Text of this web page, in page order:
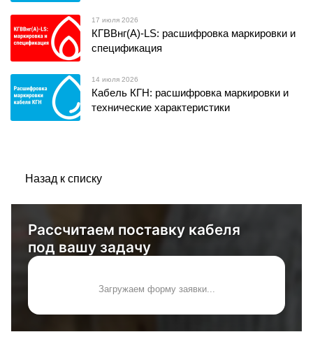
17 июля 2026
КГВВнг(А)-LS: расшифровка маркировки и
спецификация
14 июля 2026
Кабель КГН: расшифровка маркировки и
технические характеристики
Назад к списку
Рассчитаем поставку кабеля
под вашу задачу
Загружаем форму заявки...